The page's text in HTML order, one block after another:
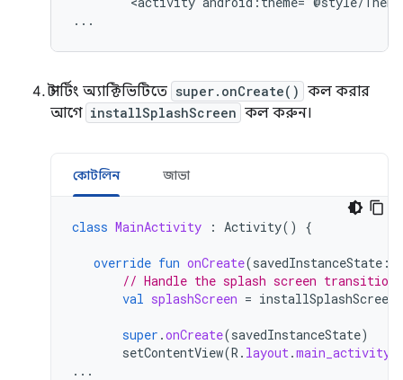
স্টার্টিং অ্যাক্টিভিটিতে super.onCreate() কল করার
আগে installSplashScreen কল করুন।
কোটলিন জাভা
class MainActivity : Activity() {
override fun onCreate(savedInstanceState :
// Handle the splash screen transition.
val splashScreen = installSplashScreen
super .onCreate(savedInstanceState)
setContentView(R . layout.main_activity
...